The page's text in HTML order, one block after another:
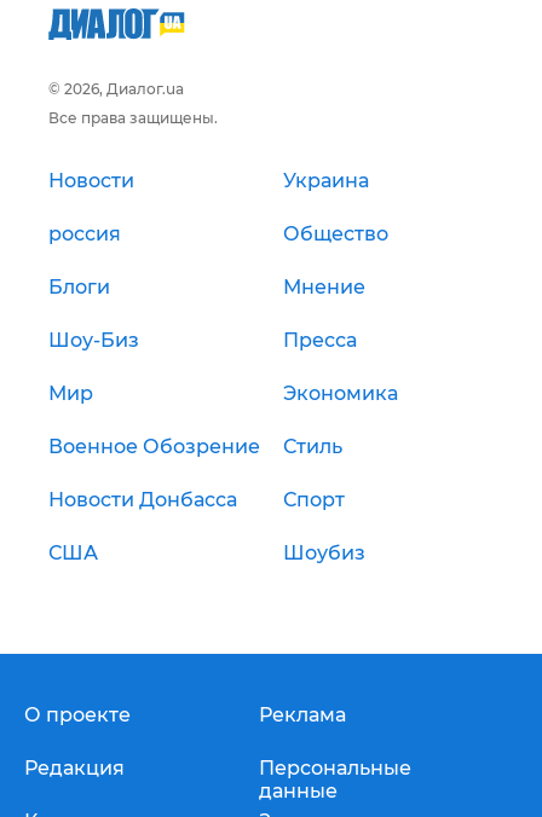
© 2026, Диалог.ua
Все права защищены.
Новости Украина
россия Общество
Блоги Мнение
Шоу-Биз Пресса
Мир Экономика
Военное Обозрение Стиль
Новости Донбасса Спорт
США Шоубиз
О проекте
Редакция
Реклама
Персональные
данные